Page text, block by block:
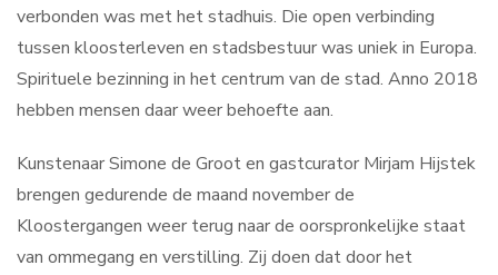
verbonden was met het stadhuis. Die open verbinding
tussen kloosterleven en stadsbestuur was uniek in Europa.
Spirituele bezinning in het centrum van de stad. Anno 2018
hebben mensen daar weer behoefte aan.
Kunstenaar Simone de Groot en gastcurator Mirjam Hijstek
brengen gedurende de maand november de
Kloostergangen weer terug naar de oorspronkelijke staat
van ommegang en verstilling. Zij doen dat door het